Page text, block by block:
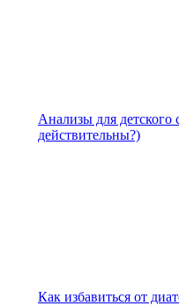
Анализы для детского
действительны?)
Как избавиться от